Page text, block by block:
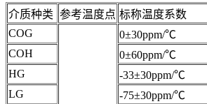
介质种类 参考温度点 标称温度系数
COG
0±30ppm/℃
COH
0±60ppm/℃
HG
-33±30ppm/℃
LG
-75±30ppm/℃